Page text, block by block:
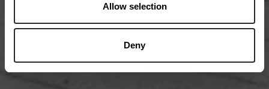
Allow selection
Deny